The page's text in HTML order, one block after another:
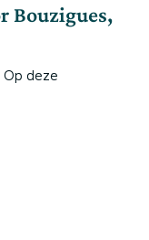
Bouzigues,
deze